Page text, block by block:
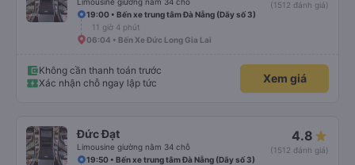
(1512 đánh giá)
19:00 • Bến xe trung tâm Đà Nẵng (Dãy số 3)
11 giờ 4 phút
06:04 • Bến Xe Đức Long Gia Lai
Không cần thanh toán trước
Xác nhận chỗ ngay lập tức
Xem giá
Đức Đạt
Limousine giường nằm 34 chỗ
4.8
(1512 đánh giá)
19:50 • Bến xe trung tâm Đà Nẵng (Dãy số 3)